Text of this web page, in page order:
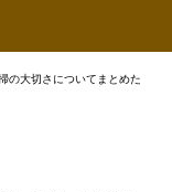
の大切さについてまとめた